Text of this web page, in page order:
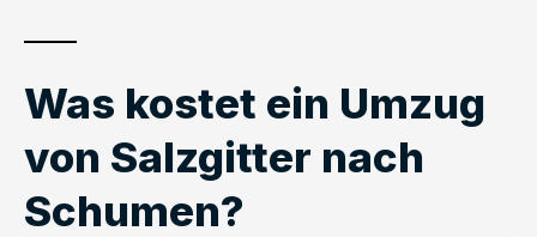
Was kostet ein Umzug
von Salzgitter nach
Schumen?